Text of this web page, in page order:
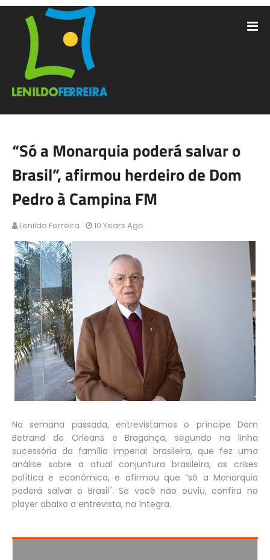
“Só a Monarquia poderá salvar o
Brasil”, afirmou herdeiro de Dom
Pedro à Campina FM
Lenildo Ferreira 10 Years Ago
Na semana passada, entrevistamos o príncipe Dom
Betrand de Orleans e Bragança, segundo na linha
sucessória da família imperial brasileira, que fez uma
análise sobre a atual conjuntura brasileira, as crises
política e econômica, e afirmou que “só a Monarquia
poderá salvar o Brasil". Se você não ouviu, confira no
player abaixo a entrevista, na íntegra.